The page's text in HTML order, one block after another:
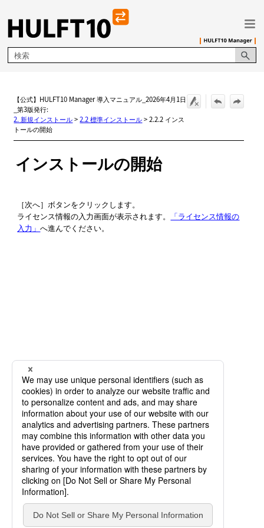
メイン コンテンツにスキップ
【公式】HULFT10 Manager 導入マニュアル_2026年4月1日
_第3版発行:
2. 新規インストール>2.2 標準インストール>2.2.2 インス
トールの開始
インストールの開始
次へ
ボタンをクリックします。
ライセンス情報の入力画面が表示されます。
「ライセンス情報の
入力」へ進んでください。